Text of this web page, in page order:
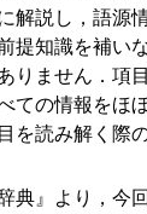
解説し，語源
提知識を補い
りません．項
ての情報をほ
を読み解く際
典』より，今